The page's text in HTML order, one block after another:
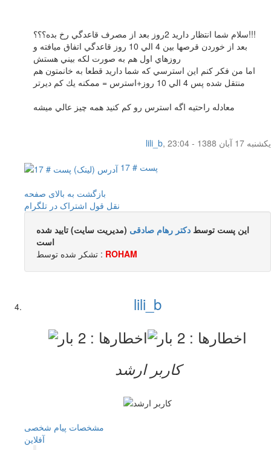
سلام شما انتظار داريد 2روز بعد از مصرف قاعدگي رخ بده؟؟؟!!!
بعد از خوردن قرصها بين 4 الي 10 روز قاعدگي اتفاق ميافته و
روزهاي اول هم به صورت لكه بيني هستش
اما من فكر كنم اين استرسي كه شما داريد قطعا به خانمتون هم
منتقل شده پس 4 الي 10 روز+استرس = ممكنه يك كم ديرتر
معادله راحتيه اگه استرس رو كم كنيد همه چيز عالي ميشه
lili_b,
یکشنبه 17 آبان 1388 - 23:04
پست # 17
بازگشت به بالای صفحه
نقل قول اشتراک در تلگرام
این پست توسط دکتر رهام صادقی (مدیریت سایت) تایید شده
است
تشکر شده توسط : ROHAM
lili_b
کاربر ارشد
مشخصات پیام شخصی
آفلاين